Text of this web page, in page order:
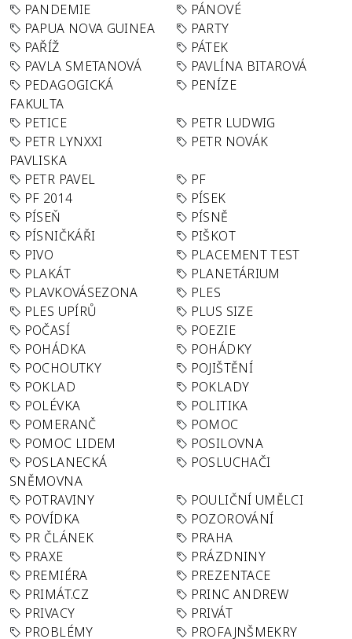
PANDEMIE
PÁNOVÉ
PAPUA NOVA GUINEA
PARTY
PAŘÍŽ
PÁTEK
PAVLA SMETANOVÁ
PAVLÍNA BITAROVÁ
PEDAGOGICKÁ
FAKULTA
PENÍZE
PETICE
PETR LUDWIG
PETR LYNXXI
PAVLISKA
PETR NOVÁK
PETR PAVEL
PF
PF 2014
PÍSEK
PÍSEŇ
PÍSNĚ
PÍSNIČKÁŘI
PIŠKOT
PIVO
PLACEMENT TEST
PLAKÁT
PLANETÁRIUM
PLAVKOVÁSEZONA
PLES
PLES UPÍRŮ
PLUS SIZE
POČASÍ
POEZIE
POHÁDKA
POHÁDKY
POCHOUTKY
POJIŠTĚNÍ
POKLAD
POKLADY
POLÉVKA
POLITIKA
POMERANČ
POMOC
POMOC LIDEM
POSILOVNA
POSLANECKÁ
SNĚMOVNA
POSLUCHAČI
POTRAVINY
POULIČNÍ UMĚLCI
POVÍDKA
POZOROVÁNÍ
PR ČLÁNEK
PRAHA
PRAXE
PRÁZDNINY
PREMIÉRA
PREZENTACE
PRIMÁT.CZ
PRINC ANDREW
PRIVACY
PRIVÁT
PROBLÉMY
PROFAJNŠMEKRY